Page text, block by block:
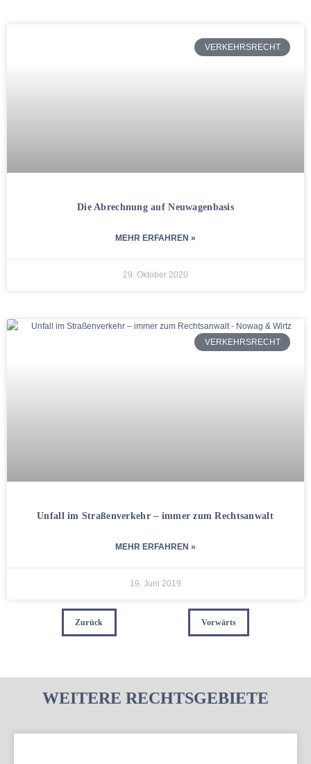
VERKEHRSRECHT
Die Abrechnung auf Neuwagenbasis
MEHR ERFAHREN »
29. Oktober 2020
VERKEHRSRECHT
Unfall im Straßenverkehr – immer zum Rechtsanwalt
MEHR ERFAHREN »
19. Juni 2019
Zurück Vorwärts
WEITERE RECHTSGEBIETE